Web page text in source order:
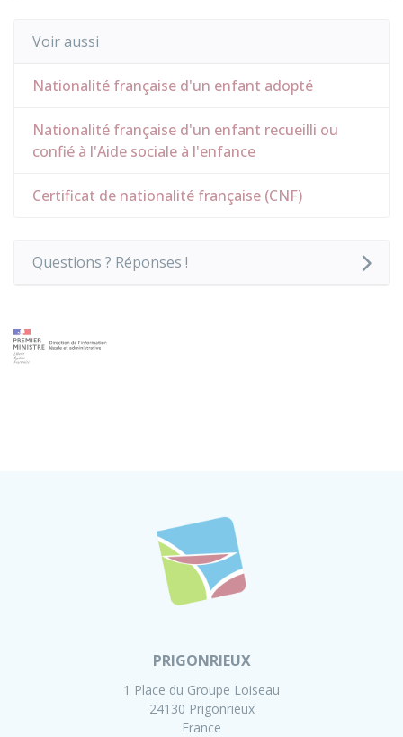
Voir aussi
Nationalité française d'un enfant adopté
Nationalité française d'un enfant recueilli ou
confié à l'Aide sociale à l'enfance
Certificat de nationalité française (CNF)
Questions ? Réponses !
PRIGONRIEUX
1 Place du Groupe Loiseau
24130 Prigonrieux
France